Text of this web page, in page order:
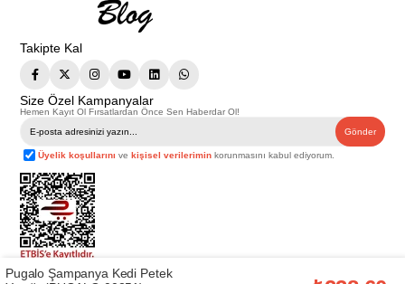
Takipte Kal
Size Özel Kampanyalar
Hemen Kayıt Ol Fırsatlardan Önce Sen Haberdar Ol!
Gönder
Üyelik koşullarını vekişisel verilerimin korunmasını kabul ediyorum.
Telif Hakkı © 2026Afeks Yapı Market . Tüm hakları saklıdır.
Pugalo Şampanya Kedi Petek